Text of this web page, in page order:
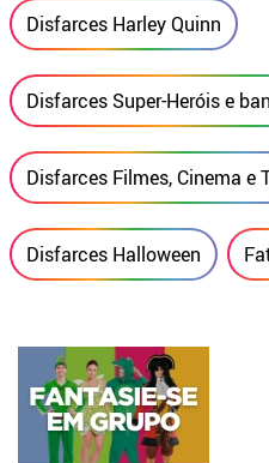
Disfarces Harley Quinn
Disfarces Super-Heróis e
Disfarces Filmes, Cinema e
Disfarces Halloween